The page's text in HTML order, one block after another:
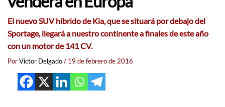
El nuevo SUV híbrido de Kia, que se situará por debajo del
Sportage, llegará a nuestro continente a finales de este año
con un motor de 141 CV.
PorVictor Delgado/ 19 de febrero de 2016